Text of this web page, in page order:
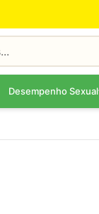
Desempenho Sexual